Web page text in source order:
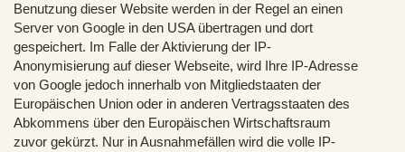
Benutzung dieser Website werden in der Regel an einen
Server von Google in den USA übertragen und dort
gespeichert. Im Falle der Aktivierung der IP-
Anonymisierung auf dieser Webseite, wird Ihre IP-Adresse
von Google jedoch innerhalb von Mitgliedstaaten der
Europäischen Union oder in anderen Vertragsstaaten des
Abkommens über den Europäischen Wirtschaftsraum
zuvor gekürzt. Nur in Ausnahmefällen wird die volle IP-